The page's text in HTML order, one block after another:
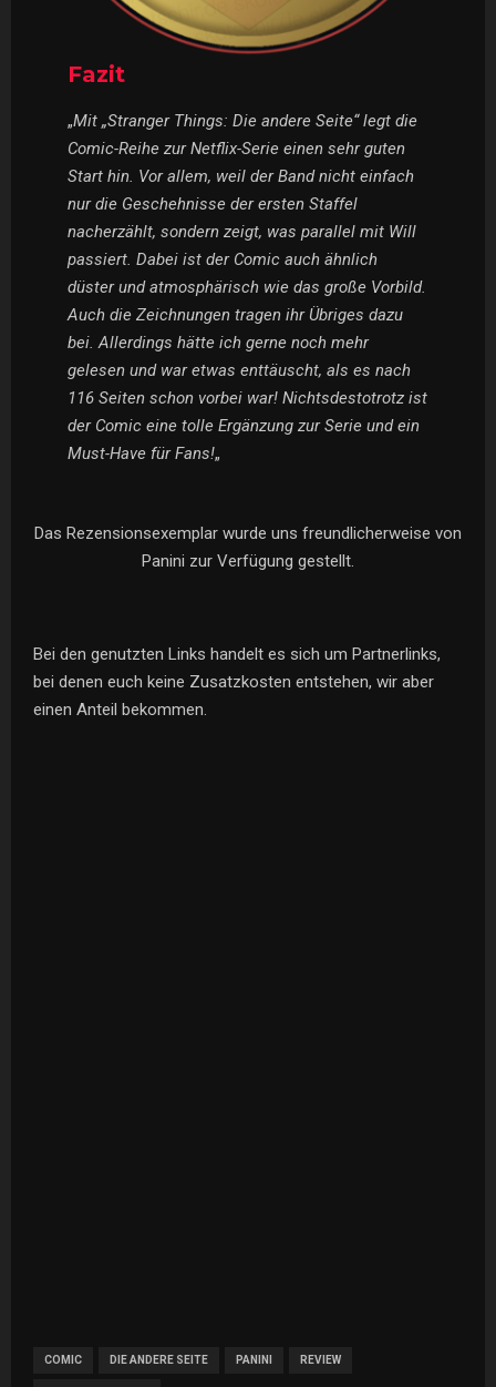
Fazit
„Mit „Stranger Things: Die andere Seite“ legt die
Comic-Reihe zur Netflix-Serie einen sehr guten
Start hin. Vor allem, weil der Band nicht einfach
nur die Geschehnisse der ersten Staffel
nacherzählt, sondern zeigt, was parallel mit Will
passiert. Dabei ist der Comic auch ähnlich
düster und atmosphärisch wie das große Vorbild.
Auch die Zeichnungen tragen ihr Übriges dazu
bei. Allerdings hätte ich gerne noch mehr
gelesen und war etwas enttäuscht, als es nach
116 Seiten schon vorbei war! Nichtsdestotrotz ist
der Comic eine tolle Ergänzung zur Serie und ein
Must-Have für Fans!„
Das Rezensionsexemplar wurde uns freundlicherweise von
Panini zur Verfügung gestellt.
Bei den genutzten Links handelt es sich um Partnerlinks,
bei denen euch keine Zusatzkosten entstehen, wir aber
einen Anteil bekommen.
COMIC DIE ANDERE SEITE PANINI REVIEW